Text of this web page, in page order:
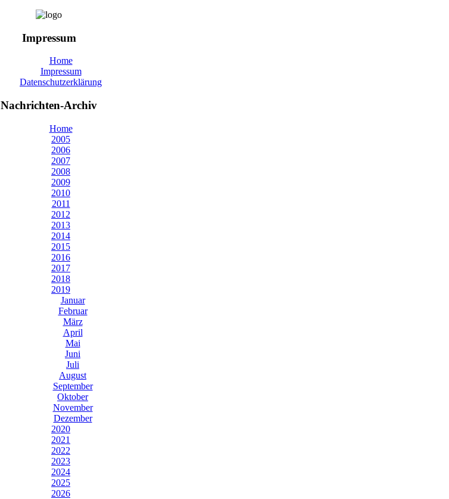
Impressum
Home
Impressum
Datenschutzerklärung
Nachrichten-Archiv
Home
2005
2006
2007
2008
2009
2010
2011
2012
2013
2014
2015
2016
2017
2018
2019
Januar
Februar
März
April
Mai
Juni
Juli
August
September
Oktober
November
Dezember
2020
2021
2022
2023
2024
2025
2026